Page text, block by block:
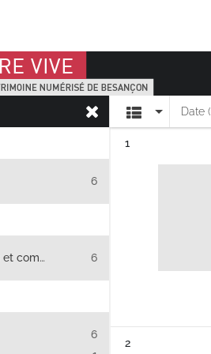
de Besançon
par : Multimédias
6
par : Organisme
communautaires de Besançon
6
par : Période
6
AffichageDate
1
2